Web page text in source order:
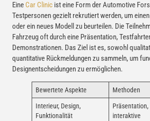
Eine Car Clinic ist eine Form der Automotive
Testpersonen gezielt rekrutiert werden, um
oder ein neues Modell zu beurteilen. Die
Fahrzeug oft durch eine Präsentation,
Demonstrationen. Das Ziel ist es, sowohl
quantitative Rückmeldungen zu sammeln, um
Designentscheidungen zu ermöglichen.
Bewertete Aspekte Methoden
Interieur, Design,
Funktionalität
interaktive